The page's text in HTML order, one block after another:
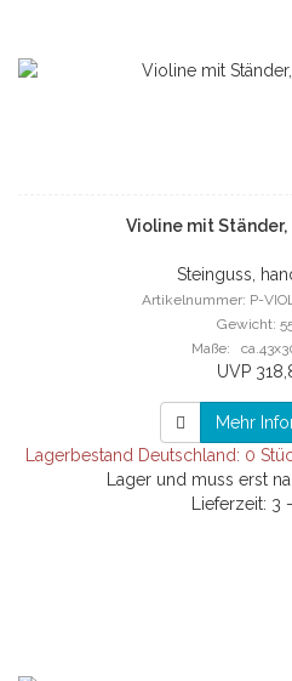
Violine mit Ständer,
Steinguss,
Artikelnummer: P-
Gewicht:
Maße:
UVP
Mehr
Lagerbestand Deutschland: 0
Lager und muss erst
Lieferzeit: 3